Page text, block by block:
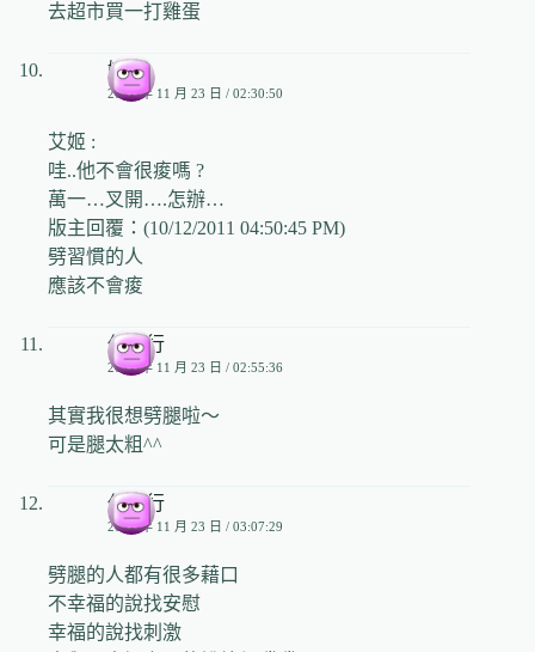
去超市買一打雞蛋
奶爸
2006 年 11 月 23 日 / 02:30:50
艾姬 :
哇..他不會很痠嗎 ?
萬一…叉開….怎辦…
版主回覆：(10/12/2011 04:50:45 PM)
劈習慣的人
應該不會痠
任我行
2006 年 11 月 23 日 / 02:55:36
其實我很想劈腿啦～
可是腿太粗^^
任我行
2006 年 11 月 23 日 / 03:07:29
劈腿的人都有很多藉口
不幸福的說找安慰
幸福的說找刺激